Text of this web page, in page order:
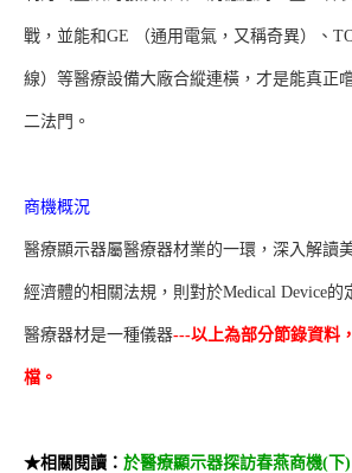
戰，並能和GE （通用電氣，又稱奇異）、
線）等醫療設備大廠合縱連橫，才是能真正
二法門。
商機概況
醫療顯示器屬醫療器材業的一環，深入解讀
經濟體的相關法規，則對於Medical Device的
醫療器材是一種儀器---以上為部分節錄資料
檔。
★相關閱讀： 於醫療顯示器探訪春燕商機(下)